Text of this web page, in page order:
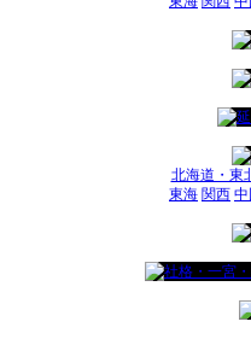
北海道・東
東海 関西 中